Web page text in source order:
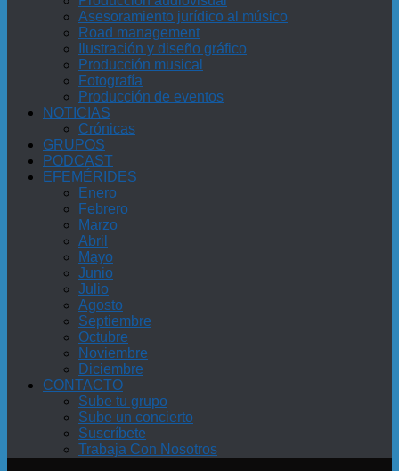
Asesoramiento jurídico al músico
Road management
Ilustración y diseño gráfico
Producción musical
Fotografía
Producción de eventos
NOTICIAS
Crónicas
GRUPOS
PODCAST
EFEMÉRIDES
Enero
Febrero
Marzo
Abril
Mayo
Junio
Julio
Agosto
Septiembre
Octubre
Noviembre
Diciembre
CONTACTO
Sube tu grupo
Sube un concierto
Suscríbete
Trabaja Con Nosotros